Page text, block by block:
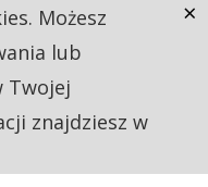
Możesz
lub
Twojej
znajdziesz w
×